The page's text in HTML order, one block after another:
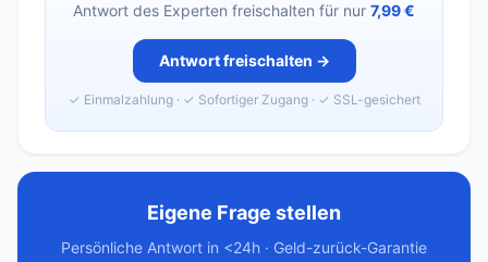
Antwort des Experten freischalten für nur 7,99 €
Antwort freischalten →
✓ Einmalzahlung · ✓ Sofortiger Zugang · ✓ SSL-gesichert
Eigene Frage stellen
Persönliche Antwort in <24h · Geld-zurück-Garantie